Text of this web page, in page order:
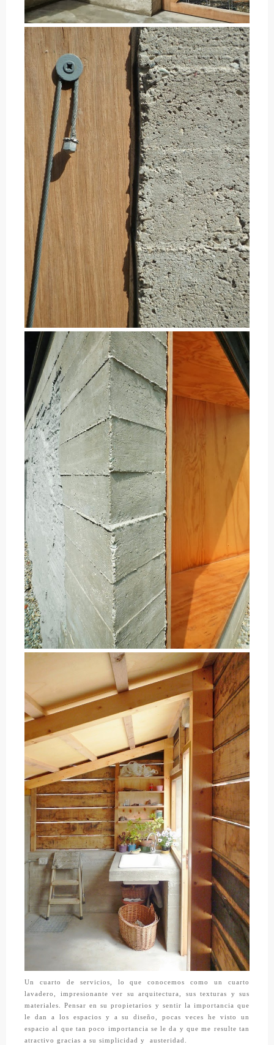
Un cuarto de servicios, lo que conocemos como un cuarto
lavadero, impresionante ver su arquitectura, sus texturas y sus
materiales. Pensar en su propietarios y sentir la importancia que
le dan a los espacios y a su diseño, pocas veces he visto un
espacio al que tan poco importancia se le da y que me resulte tan
atractivo gracias a su simplicidad y austeridad.